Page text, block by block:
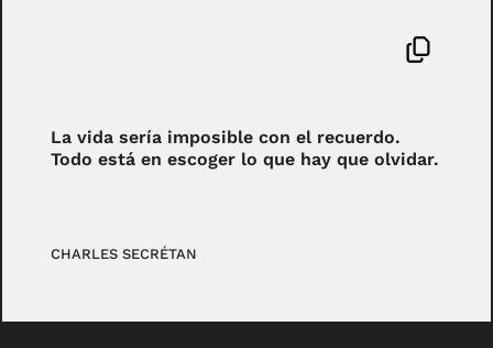
La vida sería imposible con el recuerdo.
Todo está en escoger lo que hay que olvidar.
CHARLES SECRÉTAN